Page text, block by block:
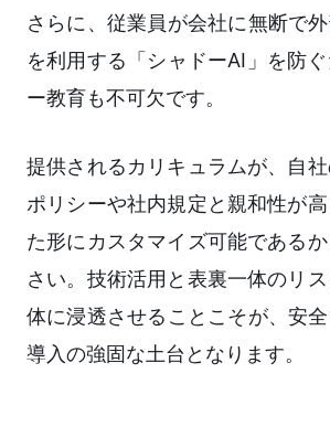
さらに、従業員が会社に無断で
を利用する「シャドーAI」を防
ー教育も不可欠です。
提供されるカリキュラムが、自
ポリシーや社内規定と親和性が
た形にカスタマイズ可能である
さい。技術活用と表裏一体のリ
体に浸透させることこそが、安
導入の強固な土台となります。